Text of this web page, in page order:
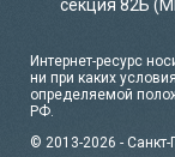
секция 82Б
Интернет-ресурс
ни при каких
определяемой
РФ.
© 2013-2026 - Санкт-